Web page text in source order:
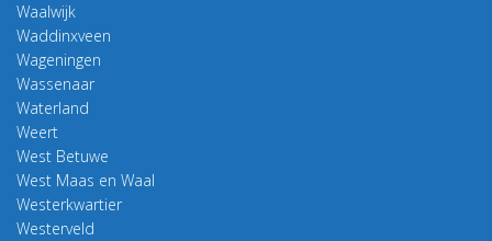
Waalwijk
Waddinxveen
Wageningen
Wassenaar
Waterland
Weert
West Betuwe
West Maas en Waal
Westerkwartier
Westerveld